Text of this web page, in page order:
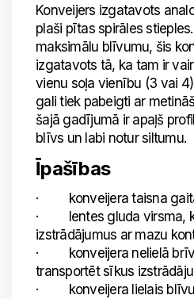
Konveijers izgatavots
plaši pītas spirāles
maksimālu blīvumu, šis
izgatavots tā, ka tam ir
vienu soļa vienību (3 vai
gali tiek pabeigti ar
šajā gadījumā ir apaļš
blīvs un labi notur siltumu.
Īpašības
· konveijera taisna
· lentes gluda virsma,
izstrādājumus ar mazu
· konveijera nelielā
transportēt sīkus
· konveijera lielais